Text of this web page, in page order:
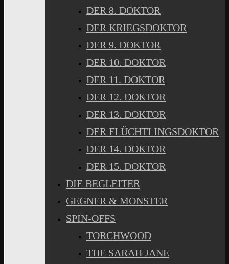
DER 8. DOKTOR
DER KRIEGSDOKTOR
DER 9. DOKTOR
DER 10. DOKTOR
DER 11. DOKTOR
DER 12. DOKTOR
DER 13. DOKTOR
DER FLÜCHTLINGSDOKTOR
DER 14. DOKTOR
DER 15. DOKTOR
DIE BEGLEITER
GEGNER & MONSTER
SPIN-OFFS
TORCHWOOD
THE SARAH JANE